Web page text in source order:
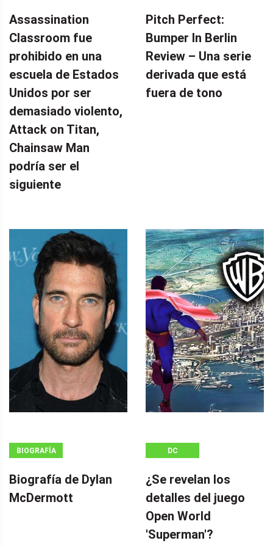
Assassination
Classroom fue
prohibido en una
escuela de Estados
Unidos por ser
demasiado violento,
Attack on Titan,
Chainsaw Man
podría ser el
siguiente
Pitch Perfect:
Bumper In Berlin
Review – Una serie
derivada que está
fuera de tono
BIOGRAFÍA
Biografía de Dylan
McDermott
DC
¿Se revelan los
detalles del juego
Open World
'Superman'?